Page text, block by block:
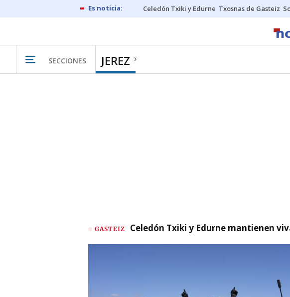
Celedón Txiki y Edurne Txosnas de Gasteiz
SECCIONES JEREZ
GASTEIZ Celedón Txiki y Edurne mantienen